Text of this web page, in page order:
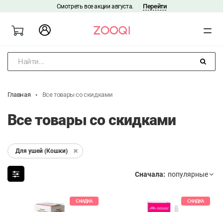
Смотреть все акции августа. Перейти
Найти...
Главная Все товары со скидками
Все товары со скидками
Для ушей (Кошки)
Сначала:
СКИДКА СКИДКА